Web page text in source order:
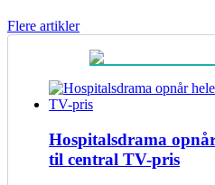
Flere artikler
Hospitalsdrama
til central TV-pris